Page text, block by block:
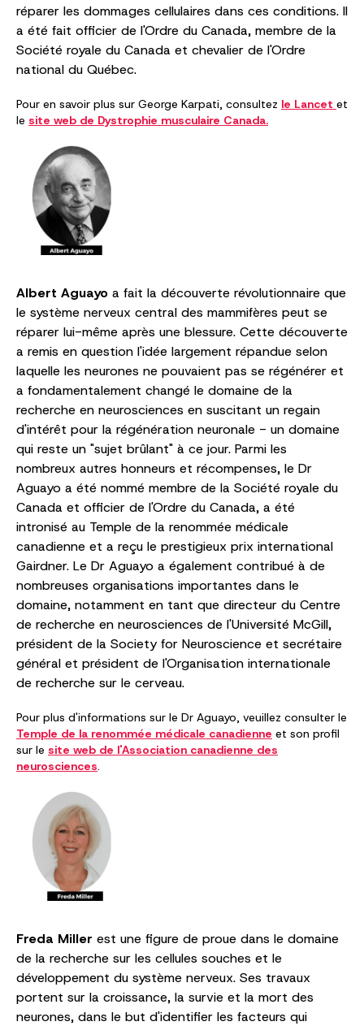
réparer les dommages cellulaires dans ces conditions. Il
a été fait officier de l'Ordre du Canada, membre de la
Société royale du Canada et chevalier de l'Ordre
national du Québec.
Pour en savoir plus sur George Karpati, consultez le Lancet et
le site web de Dystrophie musculaire Canada.
Albert Aguayo a fait la découverte révolutionnaire que
le système nerveux central des mammifères peut se
réparer lui-même après une blessure. Cette découverte
a remis en question l'idée largement répandue selon
laquelle les neurones ne pouvaient pas se régénérer et
a fondamentalement changé le domaine de la
recherche en neurosciences en suscitant un regain
d'intérêt pour la régénération neuronale - un domaine
qui reste un "sujet brûlant" à ce jour. Parmi les
nombreux autres honneurs et récompenses, le Dr
Aguayo a été nommé membre de la Société royale du
Canada et officier de l'Ordre du Canada, a été
intronisé au Temple de la renommée médicale
canadienne et a reçu le prestigieux prix international
Gairdner. Le Dr Aguayo a également contribué à de
nombreuses organisations importantes dans le
domaine, notamment en tant que directeur du Centre
de recherche en neurosciences de l'Université McGill,
président de la Society for Neuroscience et secrétaire
général et président de l'Organisation internationale
de recherche sur le cerveau.
Pour plus d'informations sur le Dr Aguayo, veuillez consulter le
Temple de la renommée médicale canadienne et son profil
sur le site web de l'Association canadienne des
neurosciences.
Freda Miller est une figure de proue dans le domaine
de la recherche sur les cellules souches et le
développement du système nerveux. Ses travaux
portent sur la croissance, la survie et la mort des
neurones, dans le but d'identifier les facteurs qui